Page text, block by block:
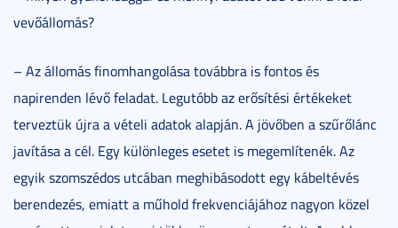
vevőállomás?
– Az állomás finomhangolása továbbra is fontos és
napirenden lévő feladat. Legutóbb az erősítési értékeket
terveztük újra a vételi adatok alapján. A jövőben a szűrőlánc
javítása a cél. Egy különleges esetet is megemlítenék. Az
egyik szomszédos utcában meghibásodott egy kábeltévés
berendezés, emiatt a műhold frekvenciájához nagyon közel